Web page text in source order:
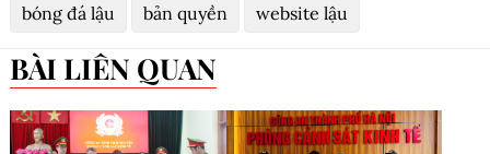
bóng đá lậu bản quyền website lậu
BÀI LIÊN QUAN